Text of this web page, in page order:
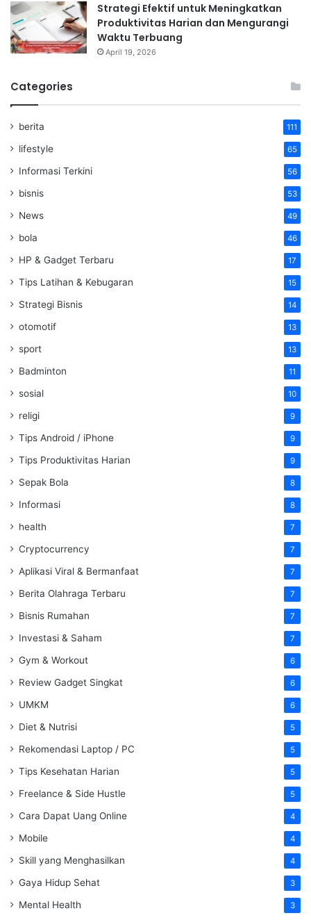
Strategi Efektif untuk Meningkatkan
Produktivitas Harian dan Mengurangi
Waktu Terbuang
April 19, 2026
Categories
berita 111
lifestyle 65
Informasi Terkini 56
bisnis 53
News 49
bola 46
HP & Gadget Terbaru 17
Tips Latihan & Kebugaran 15
Strategi Bisnis 14
otomotif 13
sport 13
Badminton 11
sosial 10
religi 9
Tips Android / iPhone 9
Tips Produktivitas Harian 9
Sepak Bola 8
Informasi 8
health 7
Cryptocurrency 7
Aplikasi Viral & Bermanfaat 7
Berita Olahraga Terbaru 7
Bisnis Rumahan 7
Investasi & Saham 7
Gym & Workout 6
Review Gadget Singkat 6
UMKM 6
Diet & Nutrisi 5
Rekomendasi Laptop / PC 5
Tips Kesehatan Harian 5
Freelance & Side Hustle 5
Cara Dapat Uang Online 4
Mobile 4
Skill yang Menghasilkan 4
Gaya Hidup Sehat 3
Mental Health 3